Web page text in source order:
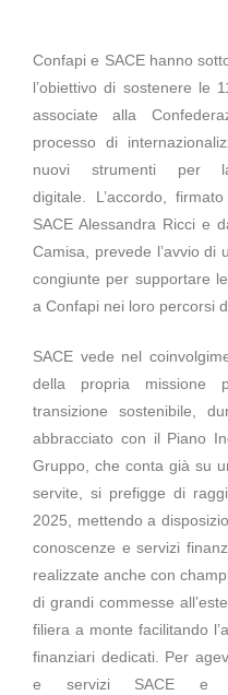
Confapi e SACE hanno
l’obiettivo di sostenere le
associate alla
processo di
nuovi strumenti per
digitale. L’accordo,
SACE Alessandra Ricci e
Camisa, prevede l’avvio di
congiunte per supportare
a Confapi nei loro percorsi
SACE vede nel
della propria missione
transizione sostenibile,
abbracciato con il Piano
Gruppo, che conta già su
servite, si prefigge di
2025, mettendo a
conoscenze e servizi
realizzate anche con
di grandi commesse
filiera a monte facilitando
finanziari dedicati. Per
e servizi SACE e